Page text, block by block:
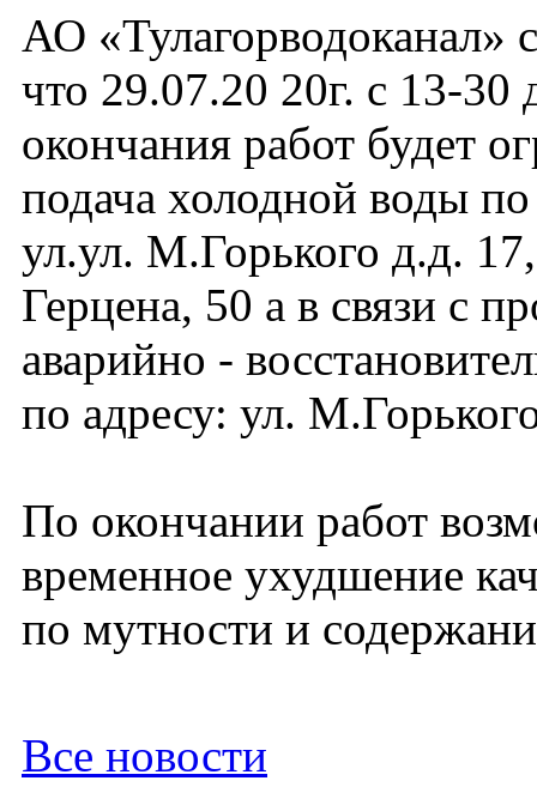
АО «Тулагорводоканал»
что 29.07.20 20г. с 13-30
окончания работ будет
подача холодной воды
ул.ул. М.Горького д.д.
Герцена, 50 а в связи с
аварийно -
по адресу: ул.
По окончании работ
временное ухудшение
по мутности и
Все новости